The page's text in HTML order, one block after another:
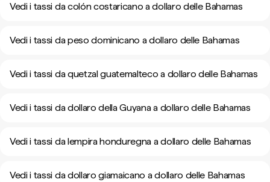
Vedi i tassi da colón costaricano a dollaro delle Bahamas
Vedi i tassi da peso dominicano a dollaro delle Bahamas
Vedi i tassi da quetzal guatemalteco a dollaro delle Bahamas
Vedi i tassi da dollaro della Guyana a dollaro delle Bahamas
Vedi i tassi da lempira honduregna a dollaro delle Bahamas
Vedi i tassi da dollaro giamaicano a dollaro delle Bahamas